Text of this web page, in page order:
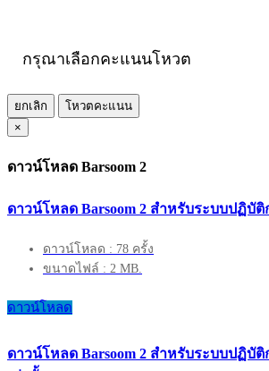
กรุณาเลือกคะแนนโหวต
ยกเลิก
โหวตคะแนน
×
ดาวน์โหลด Barsoom 2
ดาวน์โหลด Barsoom 2 สำหรับระบบปฏิบัติ
ดาวน์โหลด : 78 ครั้ง
ขนาดไฟล์ : 2 MB.
ดาวน์โหลด
ดาวน์โหลด Barsoom 2 สำหรับระบบปฏิบัติ